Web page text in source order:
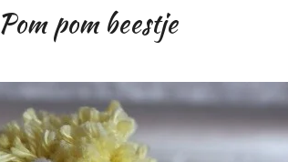
Pom pom beestje